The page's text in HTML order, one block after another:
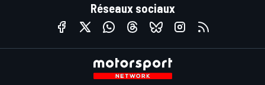
Réseaux sociaux